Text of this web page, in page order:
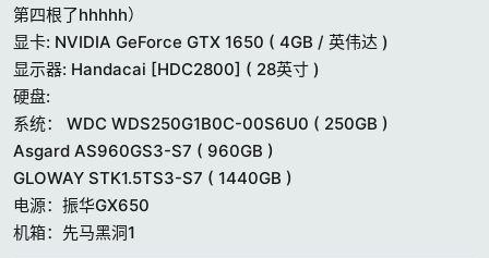
第四根了hhhhh）
显卡: NVIDIA GeForce GTX 1650 ( 4GB / 英伟达 )
显示器: Handacai [HDC2800] ( 28英寸 )
硬盘:
系统： WDC WDS250G1B0C-00S6U0 ( 250GB )
Asgard AS960GS3-S7 ( 960GB )
GLOWAY STK1.5TS3-S7 ( 1440GB )
电源：振华GX650
机箱：先马黑洞1